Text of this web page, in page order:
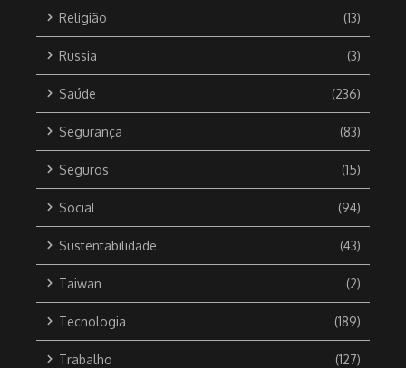
Religião (13)
Russia (3)
Saúde (236)
Segurança (83)
Seguros (15)
Social (94)
Sustentabilidade (43)
Taiwan (2)
Tecnologia (189)
Trabalho (127)